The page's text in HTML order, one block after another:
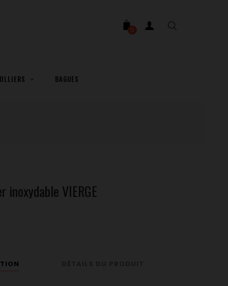
0
BAGUES
VIERGE